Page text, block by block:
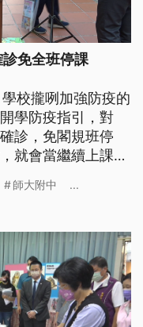
免全班停課
校攏咧加強防疫的
學防疫指引，對
診，免閣規班停
就會當繼續上課，
師大附中 ...